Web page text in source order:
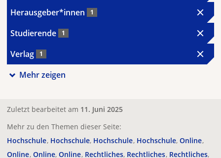
Herausgeber*innen 1
Studierende 1
Verlag 1
Mehr zeigen
Zuletzt bearbeitet am 11. Juni 2025
Mehr zu den Themen dieser Seite:
Hochschule Hochschule Hochschule Hochschule Online
Online Online Online Rechtliches Rechtliches Rechtliches